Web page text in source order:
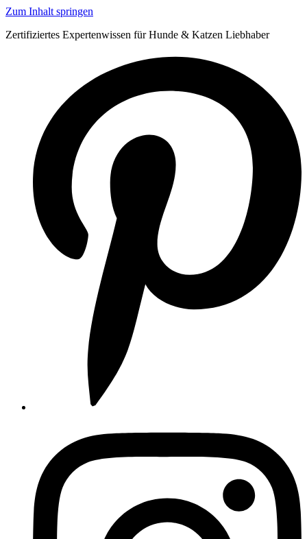
Zum Inhalt springen
Zertifiziertes Expertenwissen für Hunde & Katzen Liebhaber